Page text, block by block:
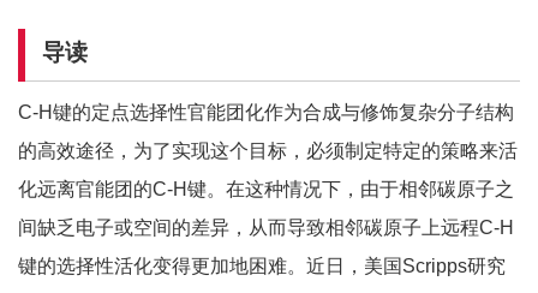
导读
C-H键的定点选择性官能团化作为合成与修饰复杂分子结构
的高效途径，为了实现这个目标，必须制定特定的策略来活
化远离官能团的C-H键。在这种情况下，由于相邻碳原子之
间缺乏电子或空间的差异，从而导致相邻碳原子上远程C-H
键的选择性活化变得更加地困难。近日，美国Scripps研究